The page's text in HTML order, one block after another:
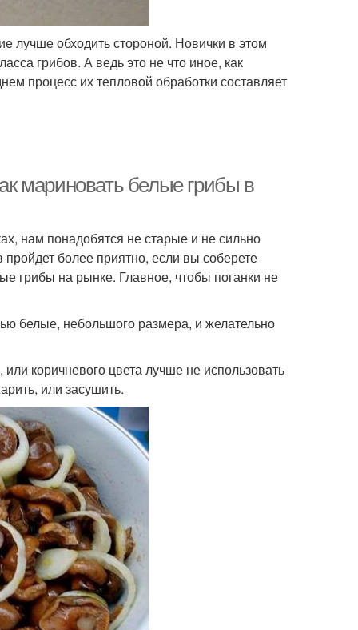
лучше обходить стороной. Новички в этом
грибов. А ведь это не что иное, как
процесс их тепловой обработки составляет
мариновать белые грибы в
нам понадобятся не старые и не сильно
более приятно, если вы соберете
грибы на рынке. Главное, чтобы поганки не
белые, небольшого размера, и желательно
коричневого цвета лучше не использовать
или засушить.